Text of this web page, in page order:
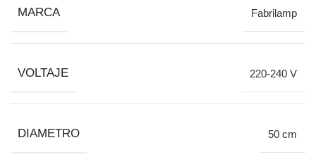
MARCA Fabrilamp
VOLTAJE 220-240 V
DIAMETRO 50 cm